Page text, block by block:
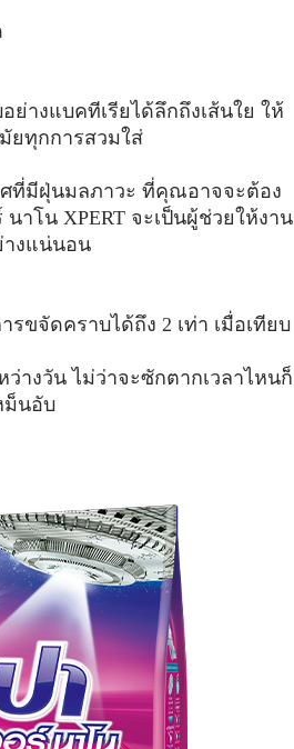
างแบคทีเรียได้ลึกถึงเส้นใย ให้
ยทุกการสวมใส่
ที่มีฝุ่นมลภาวะ ที่คุณอาจจะต้อง
าโน XPERT จะเป็นผู้ช่วยให้งาน
างแน่นอน
รขจัดคราบได้ถึง 2 เท่า เมื่อเทียบ
ว่างวัน ไม่ว่าจะซักตากเวลาไหนก็
ม็นอับ